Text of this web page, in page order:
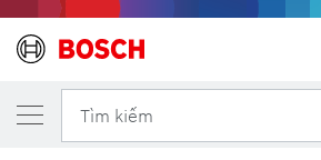
Tìm kiếm
SẢN PHẨM CÙNG LOẠI ĐÃ CHỌN
PRO Impact Mixed Set, 35
2 608 521 U82